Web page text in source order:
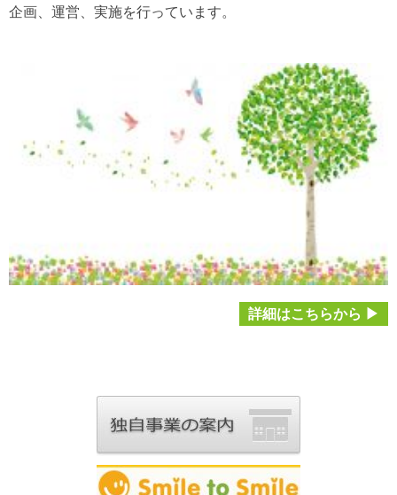
企画、運営、実施を行っています。
詳細はこちらから ▶